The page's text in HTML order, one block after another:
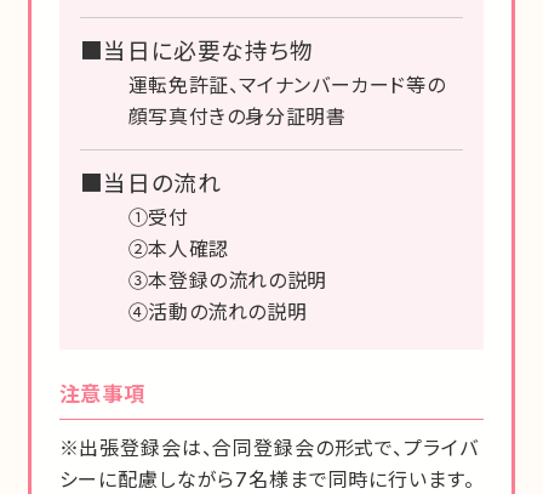
■当日に必要な持ち物
運転免許証、マイナンバーカード等の
顔写真付きの身分証明書
■当日の流れ
①受付
②本人確認
③本登録の流れの説明
④活動の流れの説明
注意事項
※出張登録会は、合同登録会の形式で、プライバ
シーに配慮しながら7名様まで同時に行います。